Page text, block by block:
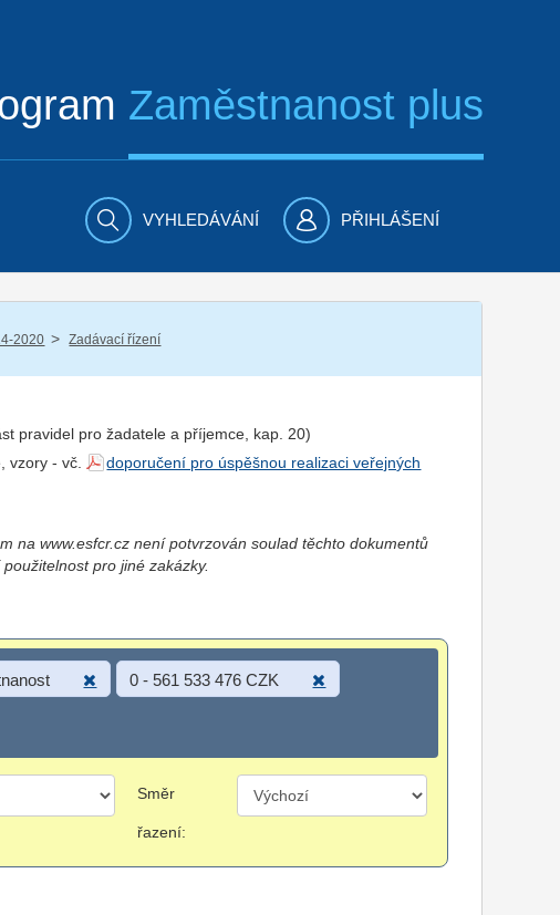
Zaměstnanost plus
VYHLEDÁVÁNÍ PŘIHLÁŠENÍ
2020 / Zadávací řízení
pravidel prožadatele a příjemce , kap. 20)
vzory - vč.
doporučení pro úspěšnou realizaci veřejných
na www.esfcr.cz není potvrzován soulad těchto dokumentů
pro jiné zakázky.
0 - 561 533 476 CZK
Směr
řazení: